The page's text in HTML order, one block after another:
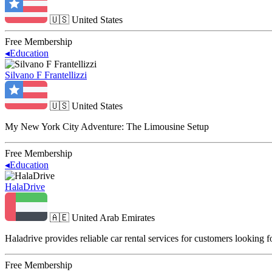
🇺🇸 United States
Free Membership
◂Education
Silvano F Frantellizzi
🇺🇸 United States
My New York City Adventure: The Limousine Setup
Free Membership
◂Education
HalaDrive
🇦🇪 United Arab Emirates
Haladrive provides reliable car rental services for customers
Free Membership